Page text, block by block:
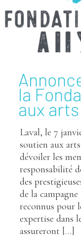
la
aux
Laval, le 7
soutien aux
dévoiler les
responsabilité
des
de la
reconnus pour
expertise dans
assureront […]